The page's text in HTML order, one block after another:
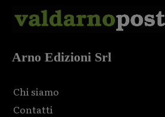
Arno Edizioni Srl
Chi siamo
Contatti